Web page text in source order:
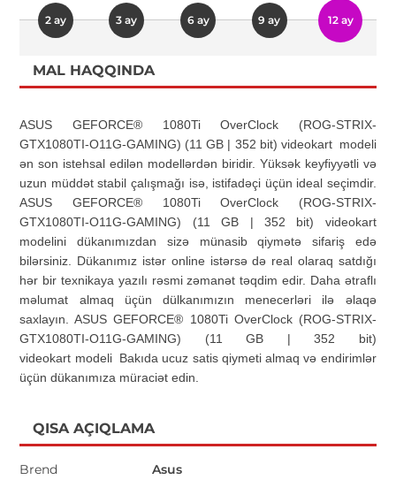
2 ay 3 ay 6 ay 9 ay 12 ay
MAL HAQQINDA
ASUS GEFORCE® 1080Ti OverClock (ROG-STRIX-
GTX1080TI-O11G-GAMING) (11 GB | 352 bit) videokart modeli
ən son istehsal edilən modellərdən biridir. Yüksək keyfiyyətli və
uzun müddət stabil çalışmağı isə, istifadəçi üçün ideal seçimdir.
ASUS GEFORCE® 1080Ti OverClock (ROG-STRIX-
GTX1080TI-O11G-GAMING) (11 GB | 352 bit) videokart
modelini dükanımızdan sizə münasib qiymətə sifariş edə
bilərsiniz. Dükanımız istər online istərsə də real olaraq satdığı
hər bir texnikaya yazılı rəsmi zəmanət təqdim edir. Daha ətraflı
məlumat almaq üçün dülkanımızın menecerləri ilə əlaqə
saxlayın. ASUS GEFORCE® 1080Ti OverClock (ROG-STRIX-
GTX1080TI-O11G-GAMING) (11 GB | 352 bit)
videokart modeliBakıda ucuz satis qiymeti almaq və endirimlər
üçün dükanımıza müraciət edin.
QISA AÇIQLAMA
Brend Asus